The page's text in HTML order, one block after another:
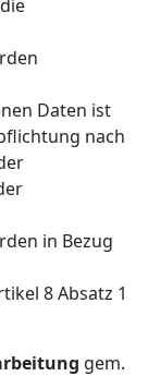
Daten ist
nach
in Bezug
8 Absatz 1
gem.